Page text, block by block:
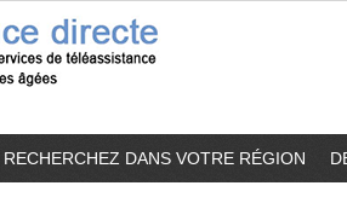
RECHERCHEZ DANS VOTRE RÉGION